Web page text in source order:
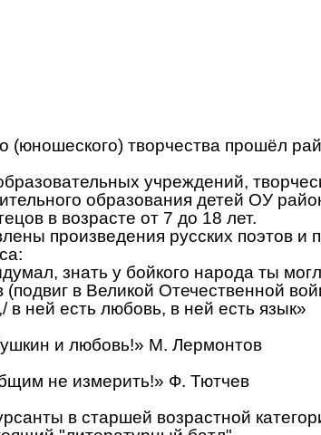
(юношеского) творчества прошёл
учреждений,
образования детей ОУ
в возрасте от 7 до 18 лет.
произведения русских поэтов и
знать у бойкого народа ты
в Великой Отечественной
ней есть любовь, в ней есть язык»
и любовь!» М. Лермонтов
не измерить!» Ф. Тютчев
в старшей возрастной